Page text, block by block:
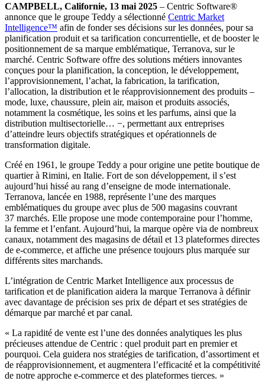
CAMPBELL, Californie, 13 mai 2025 – Centric Software®
annonce que le groupe Teddy a sélectionné Centric Market
Intelligence™ afin de fonder ses décisions sur les données, pour sa
planification produit et sa tarification concurrentielle, et de booster le
positionnement de sa marque emblématique, Terranova, sur le
marché. Centric Software offre des solutions métiers innovantes
conçues pour la planification, la conception, le développement,
l’approvisionnement, l’achat, la fabrication, la tarification,
l’allocation, la distribution et le réapprovisionnement des produits –
mode, luxe, chaussure, plein air, maison et produits associés,
notamment la cosmétique, les soins et les parfums, ainsi que la
distribution multisectorielle… −, permettant aux entreprises
d’atteindre leurs objectifs stratégiques et opérationnels de
transformation digitale.
Créé en 1961, le groupe Teddy a pour origine une petite boutique de
quartier à Rimini, en Italie. Fort de son développement, il s’est
aujourd’hui hissé au rang d’enseigne de mode internationale.
Terranova, lancée en 1988, représente l’une des marques
emblématiques du groupe avec plus de 500 magasins couvrant
37 marchés. Elle propose une mode contemporaine pour l’homme,
la femme et l’enfant. Aujourd’hui, la marque opère via de nombreux
canaux, notamment des magasins de détail et 13 plateformes directes
de e-commerce, et affiche une présence toujours plus marquée sur
différents sites marchands.
L’intégration de Centric Market Intelligence aux processus de
tarification et de planification aidera la marque Terranova à définir
avec davantage de précision ses prix de départ et ses stratégies de
démarque par marché et par canal.
« La rapidité de vente est l’une des données analytiques les plus
précieuses attendue de Centric : quel produit part en premier et
pourquoi. Cela guidera nos stratégies de tarification, d’assortiment et
de réapprovisionnement, et augmentera l’efficacité et la compétitivité
de notre approche e-commerce et des plateformes tierces. »